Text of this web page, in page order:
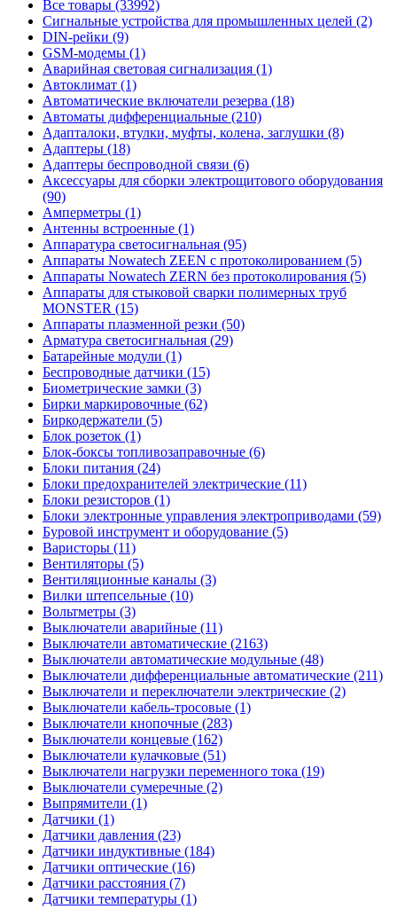
Все товары (33992)
Cигнальные устройства для промышленных целей (2)
DIN-рейки (9)
GSM-модемы (1)
Аварийная световая сигнализация (1)
Автоклимат (1)
Автоматические включатели резерва (18)
Автоматы дифференциальные (210)
Адапталоки, втулки, муфты, колена, заглушки (8)
Адаптеры (18)
Адаптеры беспроводной связи (6)
Аксессуары для сборки электрощитового оборудования
(90)
Амперметры (1)
Антенны встроенные (1)
Аппаратура светосигнальная (95)
Аппараты Nowatech ZEEN c протоколированием (5)
Аппараты Nowatech ZERN без протоколирования (5)
Аппараты для стыковой сварки полимерных труб
MONSTER (15)
Аппараты плазменной резки (50)
Арматура светосигнальная (29)
Батарейные модули (1)
Беспроводные датчики (15)
Биометрические замки (3)
Бирки маркировочные (62)
Биркодержатели (5)
Блок розеток (1)
Блок-боксы топливозаправочные (6)
Блоки питания (24)
Блоки предохранителей электрические (11)
Блоки резисторов (1)
Блоки электронные управления электроприводами (59)
Буровой инструмент и оборудование (5)
Варисторы (11)
Вентиляторы (5)
Вентиляционные каналы (3)
Вилки штепсельные (10)
Вольтметры (3)
Выключатели аварийные (11)
Выключатели автоматические (2163)
Выключатели автоматические модульные (48)
Выключатели дифференциальные автоматические (211)
Выключатели и переключатели электрические (2)
Выключатели кабель-тросовые (1)
Выключатели кнопочные (283)
Выключатели концевые (162)
Выключатели кулачковые (51)
Выключатели нагрузки переменного тока (19)
Выключатели сумеречные (2)
Выпрямители (1)
Датчики (1)
Датчики давления (23)
Датчики индуктивные (184)
Датчики оптические (16)
Датчики расстояния (7)
Датчики температуры (1)